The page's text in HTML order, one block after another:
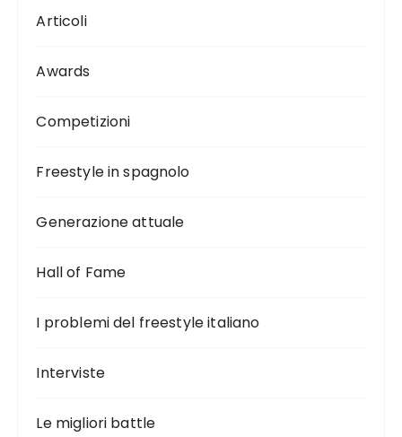
Articoli
Awards
Competizioni
Freestyle in spagnolo
Generazione attuale
Hall of Fame
I problemi del freestyle italiano
Interviste
Le migliori battle